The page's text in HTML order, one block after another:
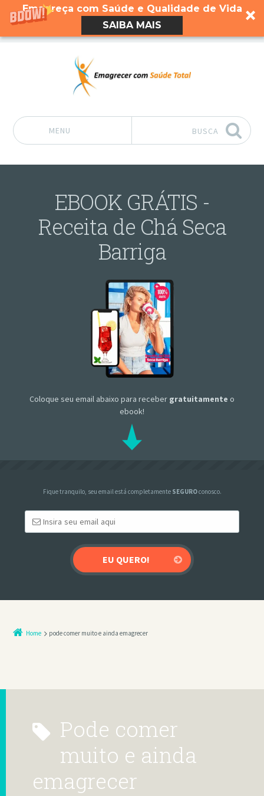
Emagreça com Saúde e Qualidade de Vida
SAIBA MAIS
MENU BUSCA
EBOOK GRÁTIS -
Receita de Chá Seca
Barriga
Coloque seu email abaixo para receber gratuitamente o
ebook!
Fique tranquilo, seu email está completamente SEGUROconosco.
Home pode comer muito e ainda emagrecer
pode comer
muito e ainda
emagrecer